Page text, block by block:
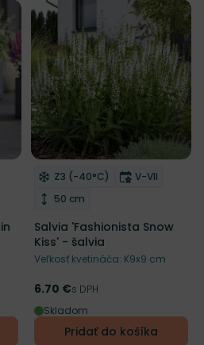
NOVINKA
Odober do zoznamu želaní
Mrazuvzdornosť
Z3 (-40°C) Doba
V-VII
Výška rastliny
50 cm
Salvia 'Fashionista Snow
Kiss' - šalvia
Veľkosť kvetináča: K9x9 cm
Cena
6.70 €s DPH
Skladom
Pridať do košíka